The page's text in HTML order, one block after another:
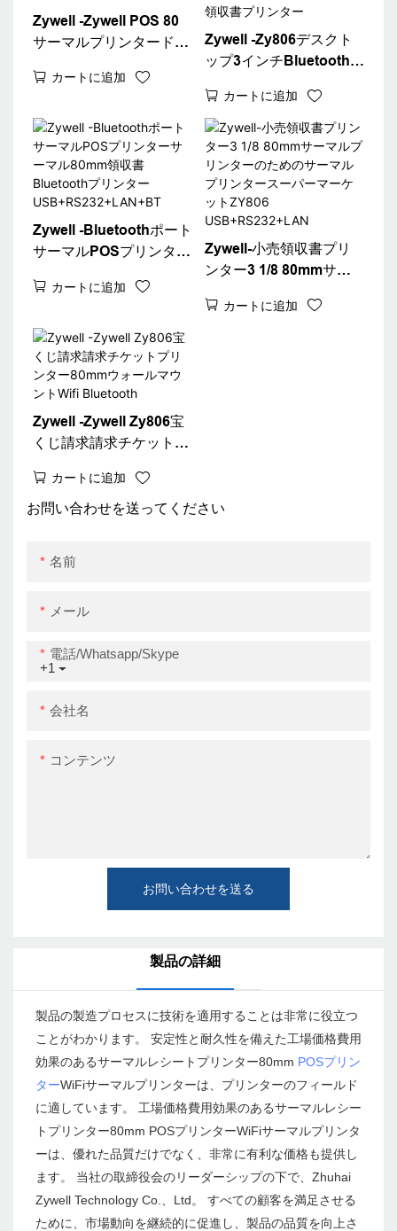
Zywell -Zywell POS 80
サーマルプリンタードラ
ターZy806サーマルレシ
USB+WiFi
カートに追加
Zywell -Zy806デスクト
ップ3インチBluetoothサ
ー80mm白い請求機チケ
ットプリンターデスクト
ップ80領収書プリンター
カートに追加
Zywell -Bluetoothポート
サーマルPOSプリンター
Bluetoothプリンター
カートに追加
Zywell-小売領収書プリ
ンター3 1/8 80mmサー
サーマルプリンタースー
カートに追加
Zywell -Zywell Zy806宝
くじ請求請求チケットプ
マウントWifi Bluetooth
カートに追加
お問い合わせを送ってください
名前
メール
+1
電話/whatsapp/skype
会社名
コンテンツ
お問い合わせを送る
製品の詳細
製品の製造プロセスに技術を適用することは非常に役立つ
ことがわかります。 安定性と耐久性を備えた工場価格費用
効果のあるサーマルレシートプリンター80mm POSプリン
ターWiFiサーマルプリンターは、プリンターのフィールド
に適しています。 工場価格費用効果のあるサーマルレシー
トプリンター80mm POSプリンターWiFiサーマルプリンタ
ーは、優れた品質だけでなく、非常に有利な価格も提供し
ます。 当社の取締役会のリーダーシップの下で、Zhuhai
Zywell Technology Co.、Ltd。 すべての顧客を満足させる
ために、市場動向を継続的に促進し、製品の品質を向上さ